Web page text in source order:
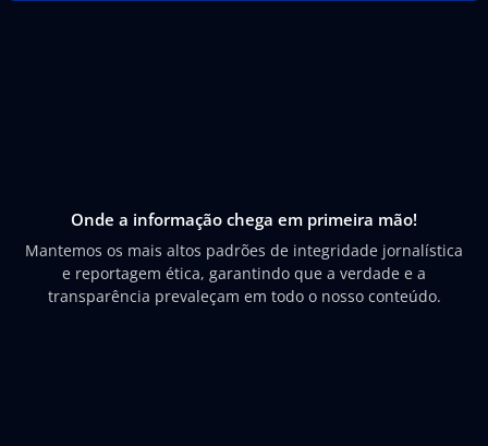
Onde a informação chega em primeira mão!
Mantemos os mais altos padrões de integridade jornalística
e reportagem ética, garantindo que a verdade e a
transparência prevaleçam em todo o nosso conteúdo.